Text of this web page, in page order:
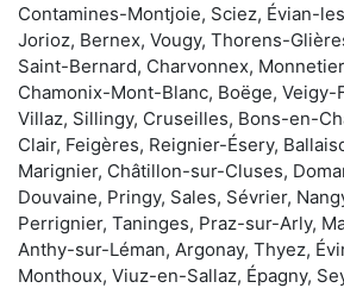
Contamines-Montjoie, Sciez, Évian-
Jorioz, Bernex, Vougy, Thorens-
Saint-Bernard, Charvonnex,
Chamonix-Mont-Blanc, Boëge, Veigy-
Villaz, Sillingy, Cruseilles, Bons-en-
Clair, Feigères, Reignier-Ésery,
Marignier, Châtillon-sur-Cluses,
Douvaine, Pringy, Sales, Sévrier,
Perrignier, Taninges, Praz-sur-Arly,
Anthy-sur-Léman, Argonay, Thyez,
Monthoux, Viuz-en-Sallaz, Épagny,